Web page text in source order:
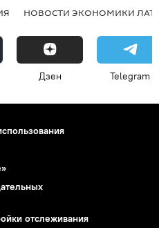
НОВОСТИ ЭКОНОМИКИ
Дзен Telegram
отслеживания